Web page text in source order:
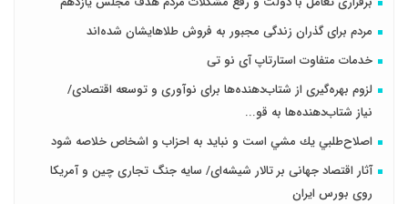
مردم برای گذران زندگی مجبور به فروش طلاهایشان شده‌اند
خدمات متفاوت استارتاپ آی نو تی
لزوم بهره‌گیری از شتاب‌دهنده‌ها برای نوآوری و توسعه اقتصادی/
نیاز شتاب‌دهنده‌ها به قو...
اصلاح‌طلبي يك مشي است و نبايد به احزاب و اشخاص خلاصه شود
آثار اقتصاد جهانی بر تالار شیشه‌ای/ سایه جنگ تجاری چین و آمریکا
روی بورس ایران